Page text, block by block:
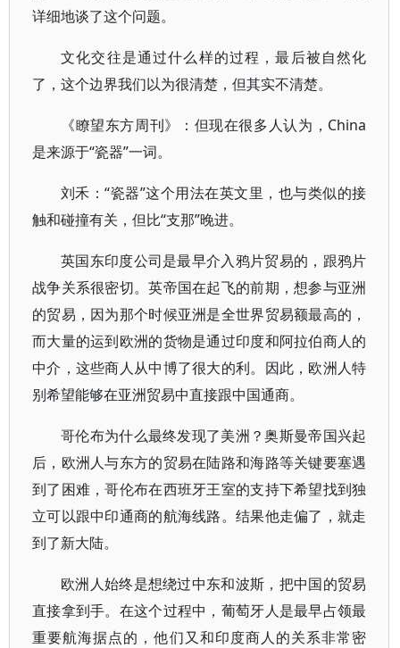
详细地谈了这个问题。
文化交往是通过什么样的过程，最后被自然化
了，这个边界我们以为很清楚，但其实不清楚。
《瞭望东方周刊》：但现在很多人认为，China
是来源于“瓷器”一词。
刘禾：“瓷器”这个用法在英文里，也与类似的接
触和碰撞有关，但比“支那”晚进。
英国东印度公司是最早介入鸦片贸易的，跟鸦片
战争关系很密切。英帝国在起飞的前期，想参与亚洲
的贸易，因为那个时候亚洲是全世界贸易额最高的，
而大量的运到欧洲的货物是通过印度和阿拉伯商人的
中介，这些商人从中博了很大的利。因此，欧洲人特
别希望能够在亚洲贸易中直接跟中国通商。
哥伦布为什么最终发现了美洲？奥斯曼帝国兴起
后，欧洲人与东方的贸易在陆路和海路等关键要塞遇
到了困难，哥伦布在西班牙王室的支持下希望找到独
立可以跟中印通商的航海线路。结果他走偏了，就走
到了新大陆。
欧洲人始终是想绕过中东和波斯，把中国的贸易
直接拿到手。在这个过程中，葡萄牙人是最早占领最
重要航海据点的，他们又和印度商人的关系非常密